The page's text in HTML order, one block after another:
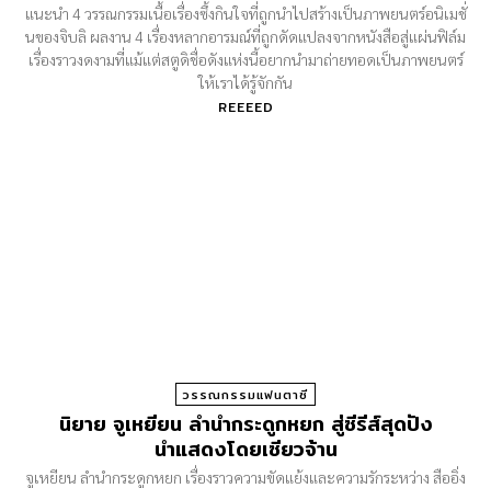
แนะนำ 4 วรรณกรรมเนื้อเรื่องซึ้งกินใจที่ถูกนำไปสร้างเป็นภาพยนตร์อนิเมชั่
นของจิบลิ ผลงาน 4 เรื่องหลากอารมณ์ที่ถูกดัดแปลงจากหนังสือสู่แผ่นฟิล์ม
เรื่องราวงดงามที่แม้แต่สตูดิชื่อดังแห่งนี้อยากนำมาถ่ายทอดเป็นภาพยนตร์
ให้เราได้รู้จักกัน
REEEED
วรรณกรรมแฟนตาซี
นิยาย จูเหยียน ลำนำกระดูกหยก สู่ซีรีส์สุดปัง
นำแสดงโดยเซียวจ้าน
จูเหยียน ลำนำกระดูกหยก เรื่องราวความขัดแย้งและความรักระหว่าง สืออิ่ง